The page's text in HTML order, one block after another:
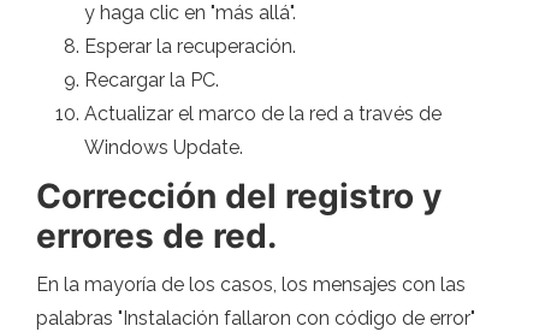
y haga clic en "más allá".
Esperar la recuperación.
Recargar la PC.
Actualizar el marco de la red a través de
Windows Update.
Corrección del registro y
errores de red.
En la mayoría de los casos, los mensajes con las
palabras "Instalación fallaron con código de error"